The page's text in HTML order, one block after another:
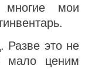
мои
Разве это не
мало ценим